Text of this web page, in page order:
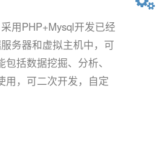
用PHP+Mysql开发已经
务器和虚拟主机中，可
括数据挖掘、分析、
用，可二次开发，自定